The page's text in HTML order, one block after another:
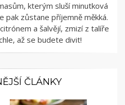
kterým sluší minutková
pak zůstane příjemně měkká.
a šalvějí, zmizí z talíře
až se budete divit!
ČLÁNKY